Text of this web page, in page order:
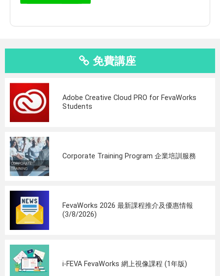
免費講座
Adobe Creative Cloud PRO for FevaWorks
Students
Corporate Training Program 企業培訓服務
FevaWorks 2026 最新課程推介及優惠情報
(3/8/2026)
i-FEVA FevaWorks 網上視像課程 (1年版)